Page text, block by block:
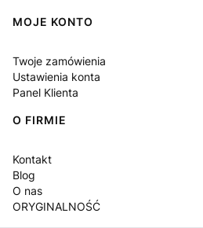
MOJE KONTO
Twoje zamówienia
Ustawienia konta
Panel Klienta
O FIRMIE
Kontakt
Blog
O nas
ORYGINALNOŚĆ